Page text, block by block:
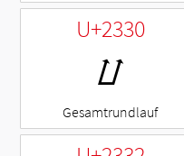
U+2330
⌰
Gesamtrundlauf